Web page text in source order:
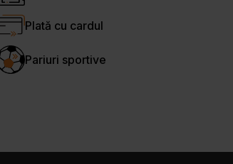
Plată cu cardul
Pariuri sportive